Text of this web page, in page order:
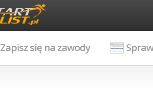
Zapisz się na zawody